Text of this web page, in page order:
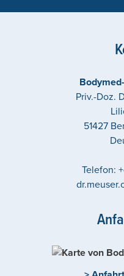
Priv.-Doz.
51427
Telefon: